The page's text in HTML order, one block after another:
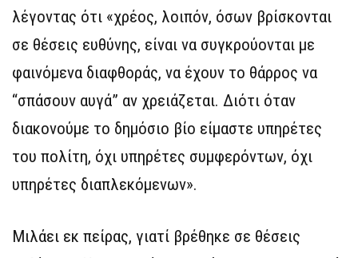
λέγοντας ότι «χρέος, λοιπόν, όσων βρίσκονται
σε θέσεις ευθύνης, είναι να συγκρούονται με
φαινόμενα διαφθοράς, να έχουν το θάρρος να
“σπάσουν αυγά” αν χρειάζεται. Διότι όταν
διακονούμε το δημόσιο βίο είμαστε υπηρέτες
του πολίτη, όχι υπηρέτες συμφερόντων, όχι
υπηρέτες διαπλεκόμενων».
Μιλάει εκ πείρας, γιατί βρέθηκε σε θέσεις